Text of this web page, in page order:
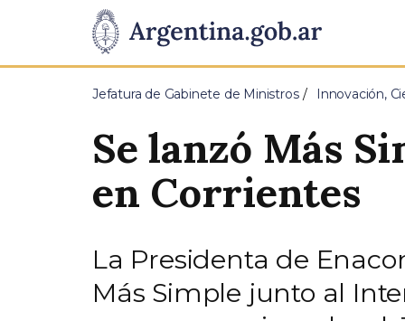
Presidencia
de
Pasar al contenido principal
Jefatura de Gabinete de Ministros Innovación,
Se lanzó Más
en Corrientes
La Presidenta de
Más Simple junto al